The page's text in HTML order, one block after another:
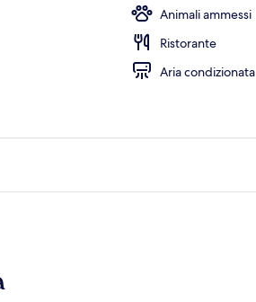
Animali ammessi
Ristorante
Aria condizionata